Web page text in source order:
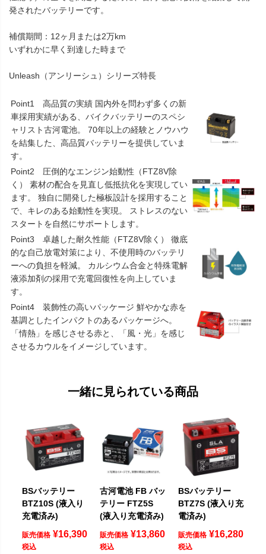
発されたバッテリーです。
補償期間：12ヶ月または2万km
いずれかに早く到達した時まで
Unleash（アンリーシュ）シリーズ特長
Point1 高品質の実績 国内外を問わず多くの新
車採用実績がある、バイクバッテリーのスペシ
ャリスト古河電池。 70年以上の経験とノウハウ
を結集した、高品質バッテリーを提供していま
す。
Point2 圧倒的なエンジン始動性（FTZ8V除
く） 素材の配合を見直し低抵抗化を実現してい
ます。 独自に開発した極板設計を採用すること
で、キレのある始動性を実現。 ストレスのない
スタートを自然にサポートします。
Point3 卓越した耐久性能（FTZ8V除く） 徹底
的な自己放電対策により、不使用時のバッテリ
ーへの負担を軽減。 カルシウム合金と特殊電解
液添加剤の採用で充電回復性を向上していま
す。
Point4 装飾性の高いパッケージ 鮮やかな赤を
基調としたインパクトのあるパッケージへ。
「情熱」を感じさせる赤と、「風・光」を感じ
させるカウルをイメージしています。
一緒に見られている商品
BSバッテリー
BTZ10S (液入り
充電済み)
販売価格 ¥16,390
税込
古河電池 FB バッ
テリー FTZ5S
(液入り充電済み)
販売価格 ¥13,860
税込
BSバッテリー
BTZ7S (液入り充
電済み)
販売価格 ¥16,280
税込